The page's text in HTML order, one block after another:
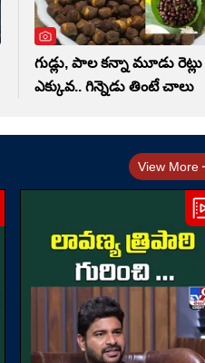
గుడ్లు, పాల కన్నా మూడు రెట్లు
ఎక్కువ.. గిన్నెడు తింటే చాలు
View More